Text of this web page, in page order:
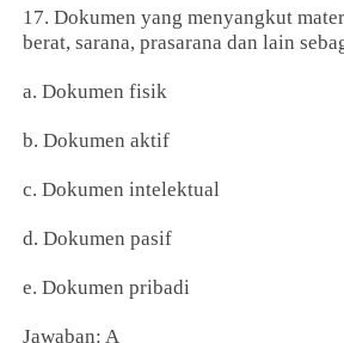
17. Dokumen yang menyangkut
berat, sarana, prasarana dan lain
a. Dokumen fisik
b. Dokumen aktif
c. Dokumen intelektual
d. Dokumen pasif
e. Dokumen pribadi
Jawaban: A